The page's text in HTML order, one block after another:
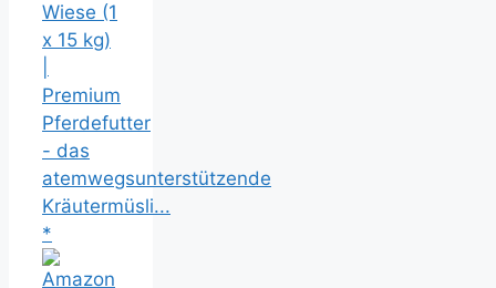
Wiese (1
x 15 kg)
Premium
Pferdefutter
- das
atemwegsunterstützende
Kräutermüsli...
*